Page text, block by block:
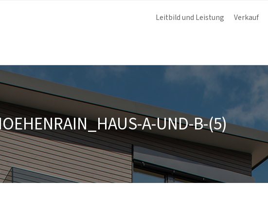
Leitbild und Leistung Verkauf
A-UND-B-(5)